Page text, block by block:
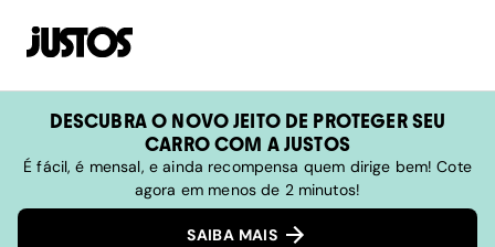
DESCUBRA O NOVO JEITO DE PROTEGER SEU
CARRO COM A JUSTOS
É fácil, é mensal, e ainda recompensa quem dirige bem! Cote
agora em menos de 2 minutos!
SAIBA MAIS